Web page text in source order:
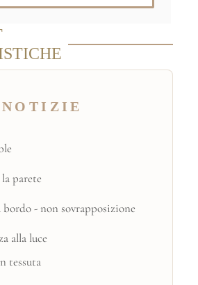
NOTIZIE
parete
bordo - non sovrapposizione
alla luce
tessuta